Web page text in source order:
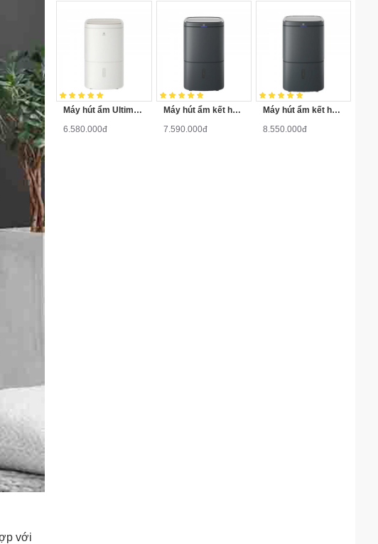
với
Máy hút ẩm UltimateHome 300 20L EDH10TRBW1 cho phòng 42m²
6.580.000đ
Máy hút ẩm kết hợp lọc không khí Electrolux EDH12TRBD2
7.590.000đ
Máy hút ẩm kết hợp lọc không khí UltimateHome 700 27L EDH14TRBD2 cho phòng 58m²
8.550.000đ